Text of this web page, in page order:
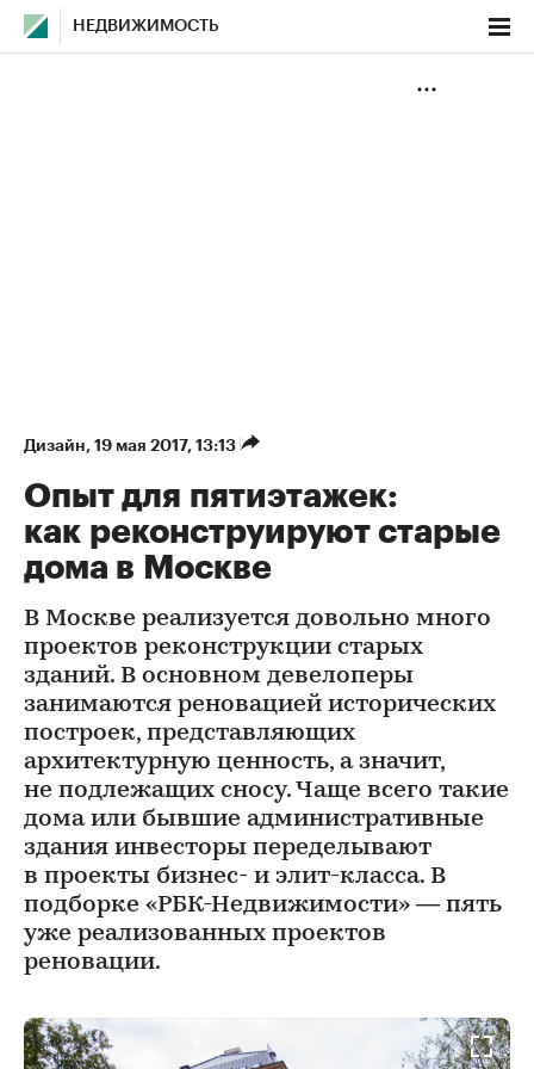
НЕДВИЖИМОСТЬ
Дизайн⁠, 19 мая 2017, 13:13
Опыт для пятиэтажек:
как реконструируют старые
дома в Москве
В Москве реализуется довольно много
проектов реконструкции старых
зданий. В основном девелоперы
занимаются реновацией исторических
построек, представляющих
архитектурную ценность, а значит,
не подлежащих сносу. Чаще всего такие
дома или бывшие административные
здания инвесторы переделывают
в проекты бизнес- и элит-класса. В
подборке «РБК-Недвижимости» — пять
уже реализованных проектов
реновации.